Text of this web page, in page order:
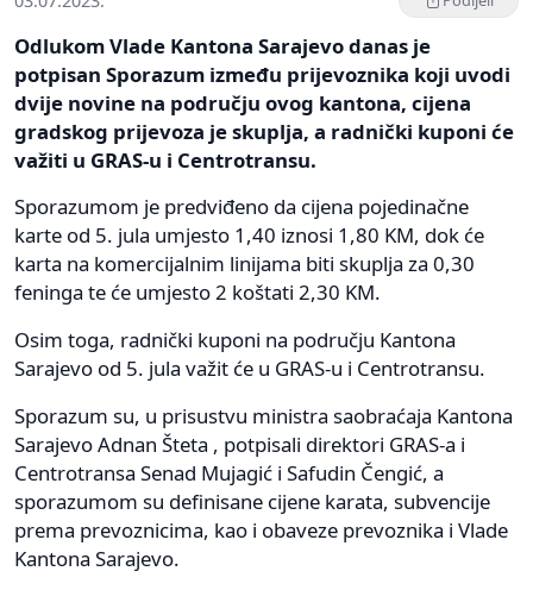
Odlukom Vlade Kantona Sarajevo danas je
potpisan Sporazum između prijevoznika koji uvodi
dvije novine na području ovog kantona, cijena
gradskog prijevoza je skuplja, a radnički kuponi će
važiti u GRAS-u i Centrotransu.
Sporazumom je predviđeno da cijena pojedinačne
karte od 5. jula umjesto 1,40 iznosi 1,80 KM, dok će
karta na komercijalnim linijama biti skuplja za 0,30
feninga te će umjesto 2 koštati 2,30 KM.
Osim toga, radnički kuponi na području Kantona
Sarajevo od 5. jula važit će u GRAS-u i Centrotransu.
Sporazum su, u prisustvu ministra saobraćaja Kantona
Sarajevo Adnan Šteta , potpisali direktori GRAS-a i
Centrotransa Senad Mujagić i Safudin Čengić, a
sporazumom su definisane cijene karata, subvencije
prema prevoznicima, kao i obaveze prevoznika i Vlade
Kantona Sarajevo.